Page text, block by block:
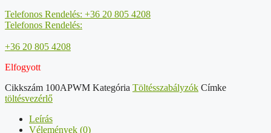
Telefonos Rendelés: +36 20 805 4208
Telefonos Rendelés:
+36 20 805 4208
Elfogyott
Cikkszám 100APWM Kategória Töltésszabályzók Címke
töltésvezérlő
Leírás
Vélemények (0)